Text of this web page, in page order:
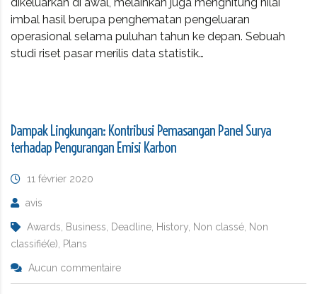
imbal hasil berupa penghematan pengeluaran
operasional selama puluhan tahun ke depan. Sebuah
studi riset pasar merilis data statistik…
Dampak Lingkungan: Kontribusi Pemasangan Panel Surya
terhadap Pengurangan Emisi Karbon
11 février 2020
avis
Awards, Business, Deadline, History, Non classé, Non
classifié(e), Plans
Aucun commentaire